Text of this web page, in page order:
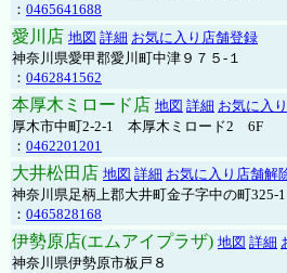
： 0465641688
愛川店 地図 詳細 お気に入り店舗登録
神奈川県愛甲郡愛川町中津９７５-１
： 0462841562
本厚木ミロード店 地図 詳細 お気に入
厚木市中町2-2-1 本厚木ミロード2 6F
： 0462201201
大井松田店 地図 詳細 お気に入り店舗解
神奈川県足柄上郡大井町金子字中の町325-1
： 0465828168
伊勢原店(エムアイプラザ) 地図 詳細
神奈川県伊勢原市板戸８